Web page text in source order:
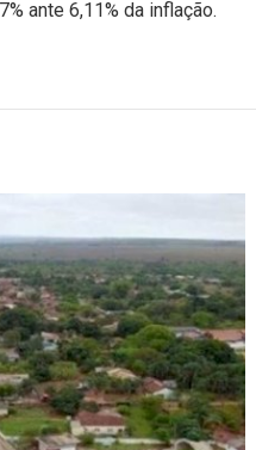
ante 6,11% da inflação.